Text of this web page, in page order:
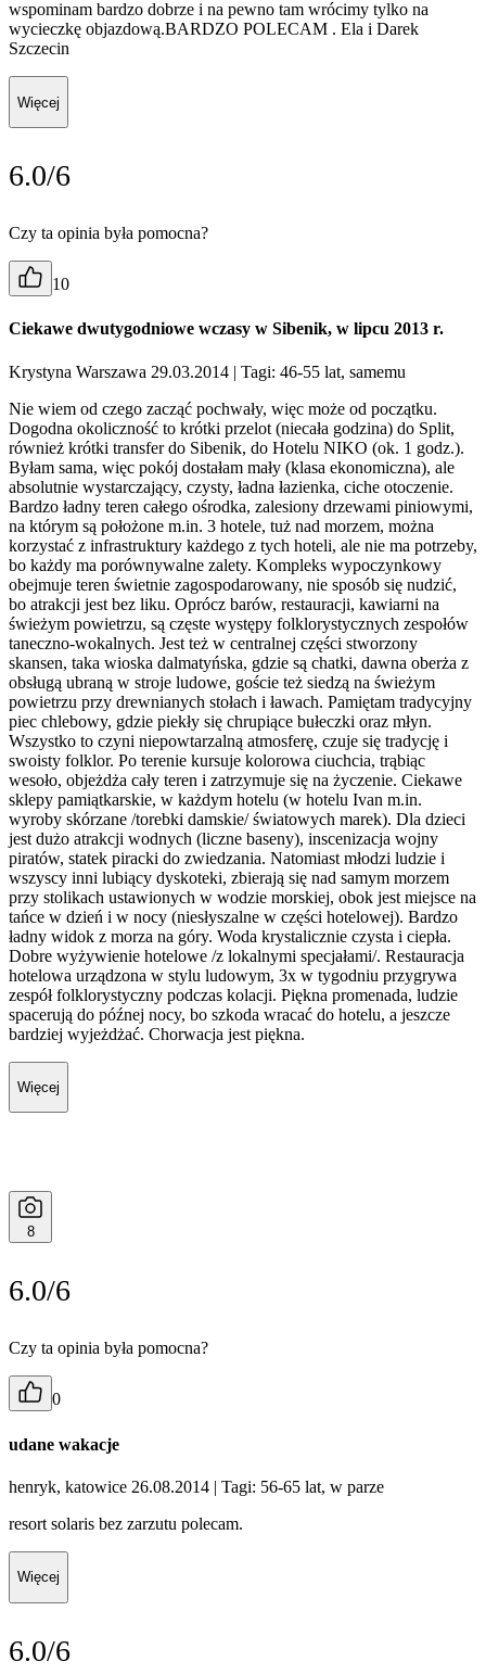
wspominam bardzo dobrze i na pewno tam wrócimy tylko na
wycieczkę objazdową.BARDZO POLECAM . Ela i Darek
Szczecin
Więcej
6.0/6
Czy ta opinia była pomocna?
10
Ciekawe dwutygodniowe wczasy w Sibenik, w lipcu 2013 r.
Krystyna Warszawa 29.03.2014 | Tagi: 46-55 lat, samemu
Nie wiem od czego zacząć pochwały, więc może od początku.
Dogodna okoliczność to krótki przelot (niecała godzina) do Split,
również krótki transfer do Sibenik, do Hotelu NIKO (ok. 1 godz.).
Byłam sama, więc pokój dostałam mały (klasa ekonomiczna), ale
absolutnie wystarczający, czysty, ładna łazienka, ciche otoczenie.
Bardzo ładny teren całego ośrodka, zalesiony drzewami piniowymi,
na którym są położone m.in. 3 hotele, tuż nad morzem, można
korzystać z infrastruktury każdego z tych hoteli, ale nie ma potrzeby,
bo każdy ma porównywalne zalety. Kompleks wypoczynkowy
obejmuje teren świetnie zagospodarowany, nie sposób się nudzić,
bo atrakcji jest bez liku. Oprócz barów, restauracji, kawiarni na
świeżym powietrzu, są częste występy folklorystycznych zespołów
taneczno-wokalnych. Jest też w centralnej części stworzony
skansen, taka wioska dalmatyńska, gdzie są chatki, dawna oberża z
obsługą ubraną w stroje ludowe, goście też siedzą na świeżym
powietrzu przy drewnianych stołach i ławach. Pamiętam tradycyjny
piec chlebowy, gdzie piekły się chrupiące bułeczki oraz młyn.
Wszystko to czyni niepowtarzalną atmosferę, czuje się tradycję i
swoisty folklor. Po terenie kursuje kolorowa ciuchcia, trąbiąc
wesoło, objeżdża cały teren i zatrzymuje się na życzenie. Ciekawe
sklepy pamiątkarskie, w każdym hotelu (w hotelu Ivan m.in.
wyroby skórzane /torebki damskie/ światowych marek). Dla dzieci
jest dużo atrakcji wodnych (liczne baseny), inscenizacja wojny
piratów, statek piracki do zwiedzania. Natomiast młodzi ludzie i
wszyscy inni lubiący dyskoteki, zbierają się nad samym morzem
przy stolikach ustawionych w wodzie morskiej, obok jest miejsce na
tańce w dzień i w nocy (niesłyszalne w części hotelowej). Bardzo
ładny widok z morza na góry. Woda krystalicznie czysta i ciepła.
Dobre wyżywienie hotelowe /z lokalnymi specjałami/. Restauracja
hotelowa urządzona w stylu ludowym, 3x w tygodniu przygrywa
zespół folklorystyczny podczas kolacji. Piękna promenada, ludzie
spacerują do późnej nocy, bo szkoda wracać do hotelu, a jeszcze
bardziej wyjeżdżać. Chorwacja jest piękna.
Więcej
8
6.0/6
Czy ta opinia była pomocna?
0
udane wakacje
henryk, katowice 26.08.2014 | Tagi: 56-65 lat, w parze
resort solaris bez zarzutu polecam.
Więcej
6.0/6